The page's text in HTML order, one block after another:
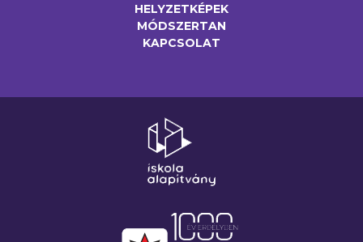
HELYZETKÉPEK
MÓDSZERTAN
KAPCSOLAT